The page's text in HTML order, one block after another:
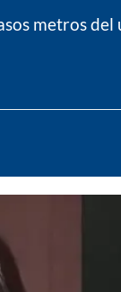
metros